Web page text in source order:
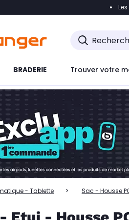
Accéder
chatbot
BRADERIE Trouver votre
- Tablette Sac - Housse